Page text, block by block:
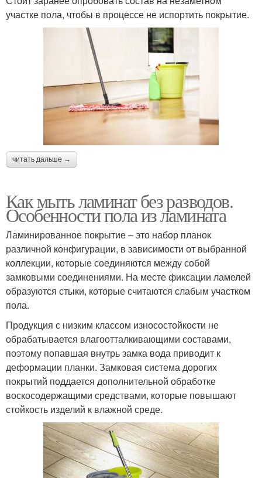
участке пола, чтобы в процессе не испортить покрытие.
читать дальше →
Как мыть ламинат без разводов.
Особенности пола из ламината
Ламинированное покрытие – это набор планок
различной конфигурации, в зависимости от выбранной
коллекции, которые соединяются между собой
замковыми соединениями. На месте фиксации ламелей
образуются стыки, которые считаются слабым участком
пола.
Продукция с низким классом износостойкости не
обрабатывается влагоотталкивающими составами,
поэтому попавшая внутрь замка вода приводит к
деформации планки. Замковая система дорогих
покрытий поддается дополнительной обработке
воскосодержащими средствами, которые повышают
стойкость изделий к влажной среде.